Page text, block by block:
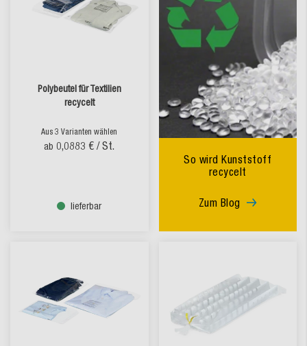
Polybeutel für Textilien
recycelt
Aus 3 Varianten wählen
ab 0,0883 € / St.
lieferbar
So wird Kunststoff
recycelt
Zum Blog